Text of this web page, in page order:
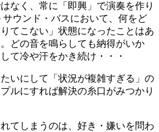
なく、常に「即興」で演奏を作り
ウンド・バスにおいて、何をど
てこない」状態になったことはあ
どの音を鳴らしても納得がいか
て冷や汗をかき続け・・・
いにして「状況が複雑すぎる」の
ルにすれば解決の糸口がみつかり
てしまうのは、好き・嫌いを問わ